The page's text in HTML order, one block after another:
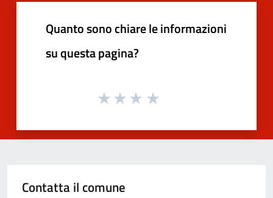
Quanto sono chiare le informazioni
su questa pagina?
Contatta il comune